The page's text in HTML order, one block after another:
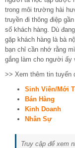
trong môi trường hài
truyền đi thông điệp
số khách hàng. Dù
gặp khách hàng là bà
bạn chỉ cần nhớ rằng
gắng làm cho người ấy
>> Xem thêm tin tuyển
Sinh Viên/Mới
Bán Hàng
Kinh Doanh
Nhân Sự
Truy cập để xem